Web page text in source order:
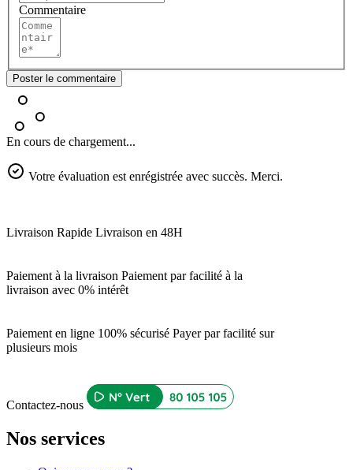
Commentaire
Poster le commentaire
En cours de chargement...
Votre évaluation est enrégistrée avec succès. Merci.
Livraison Rapide Livraison en 48H
Paiement à la livraison Paiement par facilité à la
livraison avec 0% intérêt
Paiement en ligne 100% sécurisé Payer par facilité sur
plusieurs mois
Contactez-nous
Nos services